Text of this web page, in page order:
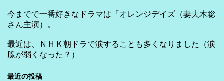
今までで一番好きなドラマは『オレンジデイズ（妻夫木聡
さん主演）。
最近は、ＮＨＫ朝ドラで涙することも多くなりました（涙
腺が弱くなった？）
最近の投稿